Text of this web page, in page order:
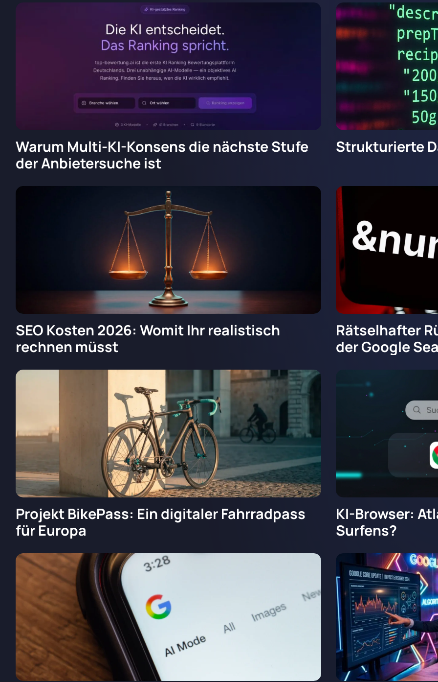
Warum Multi-KI-Konsens die nächste Stufe
der Anbietersuche ist
Strukturierte
SEO Kosten 2026: Womit Ihr realistisch
rechnen müsst
Rätselhafter
der Google
Projekt BikePass: Ein digitaler Fahrradpass
für Europa
KI-Browser:
Surfens?